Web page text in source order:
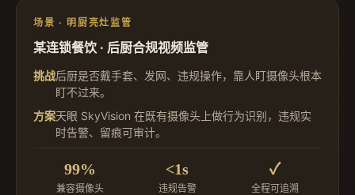
场景 · 明厨亮灶监管
某连锁餐饮 · 后厨合规视频监管
挑战后厨是否戴手套、发网、违规操作，靠人盯摄像头根本
盯不过来。
方案天眼 SkyVision 在既有摄像头上做行为识别，违规实
时告警、留痕可审计。
99%
兼容摄像头
<1s
违规告警
✓
全程可追溯